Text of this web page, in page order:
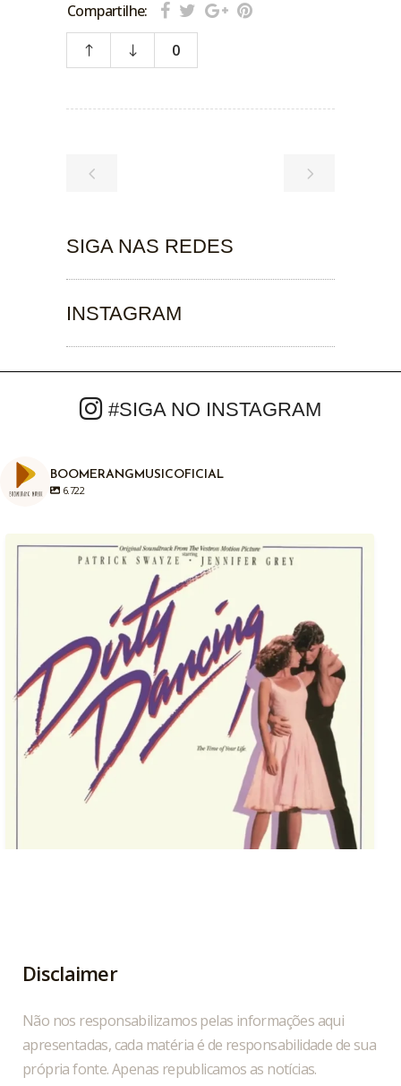
Compartilhe:
0
SIGA NAS REDES
INSTAGRAM
#SIGA NO INSTAGRAM
BOOMERANGMUSICOFICIAL
6.722
Em 04/08/1987, há exatamente anos atrás era...
1
Disclaimer
Não nos responsabilizamos pelas informações aqui
apresentadas, cada matéria é de responsabilidade de sua
própria fonte. Apenas republicamos as notícias.